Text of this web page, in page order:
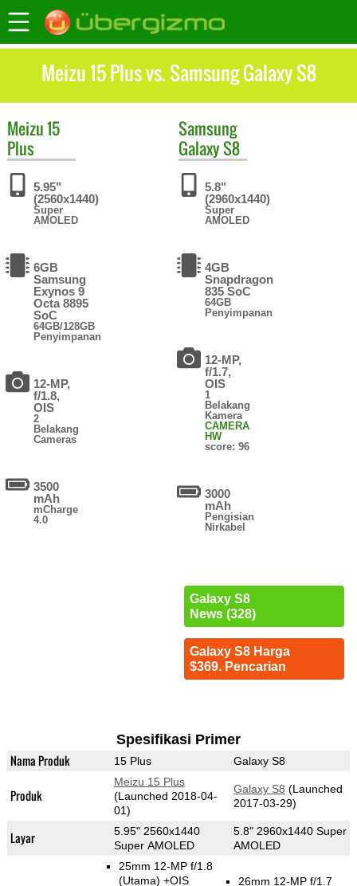
Meizu 15 Plus vs. Samsung Galaxy S8
Meizu15
Plus
5.95"
(2560x1440)
Super
AMOLED
6GB
Samsung
Exynos 9
Octa 8895
SoC
64GB/128GB
Penyimpanan
12-MP,
f/1.8,
OIS
2
Belakang
Cameras
3500
mAh
mCharge
4.0
Samsung
Galaxy S8
5.8"
(2960x1440)
Super
AMOLED
4GB
Snapdragon
835 SoC
64GB
Penyimpanan
12-MP,
f/1.7,
OIS
1
Belakang
Kamera
CAMERA
HW
score: 96
3000
mAh
Pengisian
Nirkabel
Galaxy S8
News (328)
Galaxy S8 Harga
$369. Pencarian
Spesifikasi Primer
Nama Produk 15 Plus Galaxy S8
Produk
Meizu 15 Plus
(Launched 2018-04-
01)
Galaxy S8 (Launched
2017-03-29)
Layar
5.95" 2560x1440
Super AMOLED
5.8" 2960x1440 Super
AMOLED
25mm 12-MP f/1.8
(Utama) +OIS
26mm 12-MP f/1.7